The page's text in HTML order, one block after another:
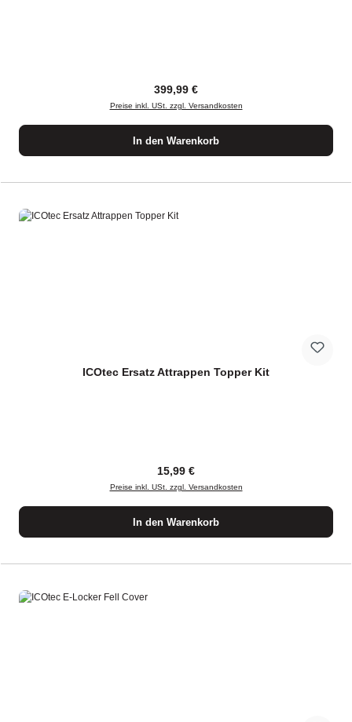
Regulärer Preis:
399,99 €
Preise inkl. USt. zzgl. Versandkosten
In den Warenkorb
ICOtec Ersatz Attrappen Topper Kit
Regulärer Preis:
15,99 €
Preise inkl. USt. zzgl. Versandkosten
In den Warenkorb